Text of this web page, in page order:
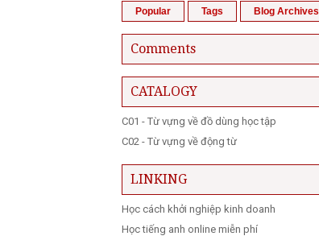
Popular Tags Blog Archives
Comments
CATALOGY
C01 - Từ vựng về đồ dùng học tập
C02 - Từ vựng về động từ
LINKING
Học cách khởi nghiệp kinh doanh
Học tiếng anh online miễn phí